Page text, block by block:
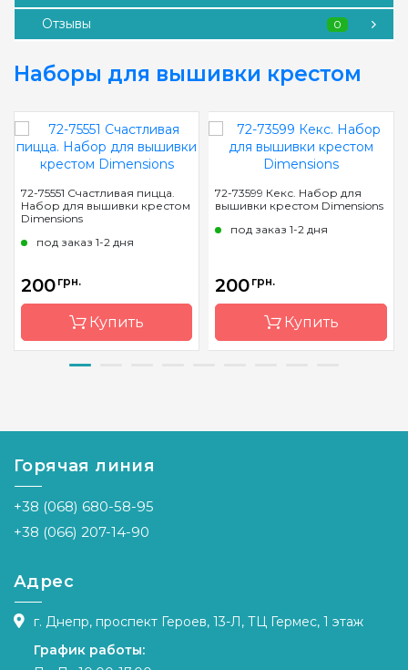
Отзывы
0
Наборы для вышивки крестом
72-75551 Счастливая пицца.
Набор для вышивки крестом
Dimensions
под заказ 1-2 дня
200 грн.
Купить
Страна-
Китай
Размер
7.6x7.6 см
Канва
Aida 11
Зашивка
частичная
72-73599 Кекс. Набор для
вышивки крестом Dimensions
под заказ 1-2 дня
200 грн.
Купить
Страна-
Китай
Горячая линия
+38 (068) 680-58-95
+38 (066) 207-14-90
Адрес
г. Днепр, проспект Героев, 13-Л, ТЦ Гермес, 1 этаж
График работы: